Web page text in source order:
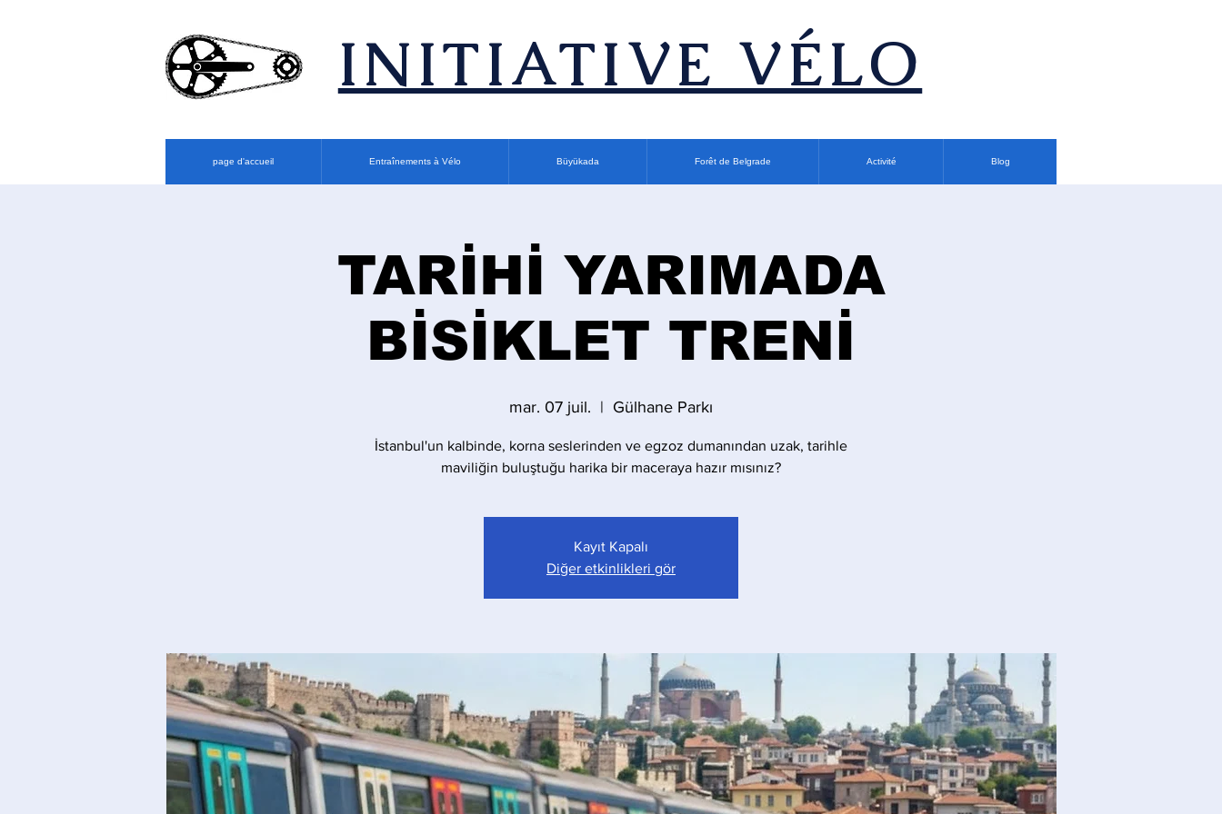
​INITIATIVE VÉLO
page d'accueil Entraînements à Vélo Büyükada Forêt de Belgrade Activité Blog
TARİHİ YARIMADA
BİSİKLET TRENİ
mar. 07 juil.
  |
Gülhane Parkı
İstanbul'un kalbinde, korna seslerinden ve egzoz dumanından uzak, tarihle
maviliğin buluştuğu harika bir maceraya hazır mısınız?
Kayıt Kapalı
Diğer etkinlikleri gör